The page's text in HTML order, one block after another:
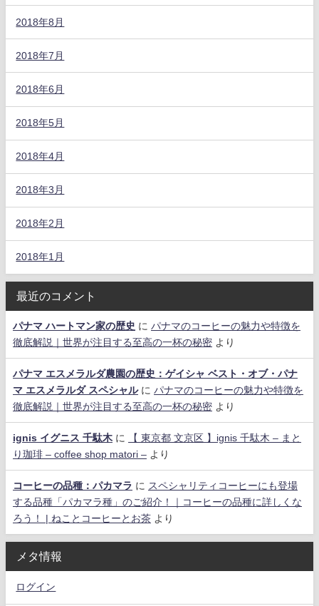
2018年8月
2018年7月
2018年6月
2018年5月
2018年4月
2018年3月
2018年2月
2018年1月
最近のコメント
パナマ ハートマン家の歴史 に パナマのコーヒーの魅力や特徴を
徹底解説｜世界が注目する至高の一杯の秘密 より
パナマ エスメラルダ農園の歴史：ゲイシャ ベスト・オブ・パナ
マ エスメラルダ スペシャルに パナマのコーヒーの魅力や特徴を
徹底解説｜世界が注目する至高の一杯の秘密 より
ignis イグニス 千駄木 に
【 東京都 文京区 】ignis 千駄木 – まと
り珈琲 – coffee shop matori – より
コーヒーの品種：パカマラ に スペシャリティコーヒーにも登場
する品種「パカマラ種」のご紹介！｜コーヒーの品種に詳しくな
ろう！ | ねことコーヒーとお茶 より
メタ情報
ログイン